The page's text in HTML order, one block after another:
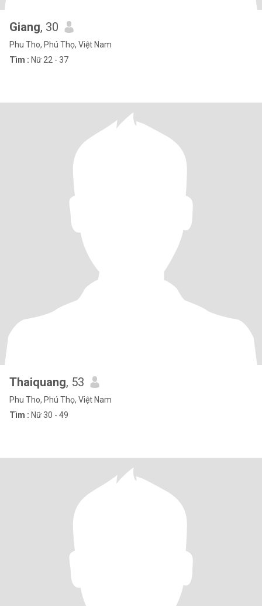
Giang, 30
Phu Tho, Phú Thọ, Việt Nam
Tìm : Nữ 22 - 37
Thaiquang, 53
Phu Tho, Phú Thọ, Việt Nam
Tìm : Nữ 30 - 49